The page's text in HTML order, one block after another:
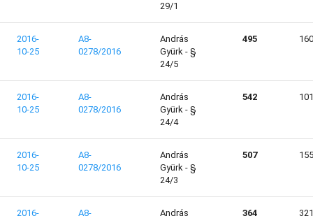
29/1
2016-
10-25
A8-
0278/2016
András
Gyürk - §
24/5
495 160
2016-
10-25
A8-
0278/2016
András
Gyürk - §
24/4
542 101
2016-
10-25
A8-
0278/2016
András
Gyürk - §
24/3
507 155
2016-
A8-
András
364 321